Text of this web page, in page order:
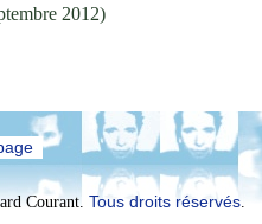
2012)
Courant. Tous droits réservés.